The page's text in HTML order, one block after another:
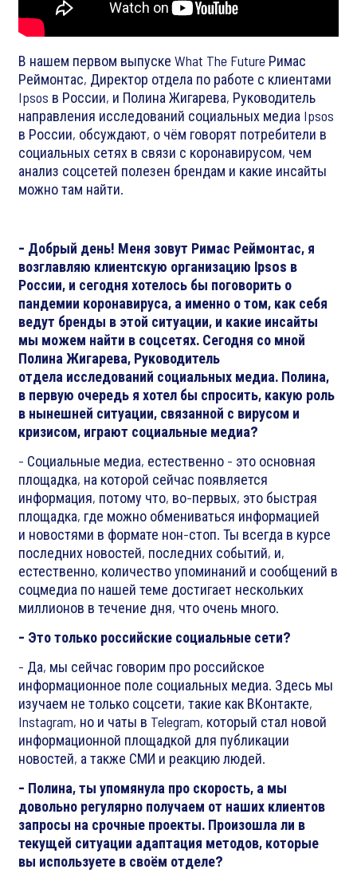
В нашем первом выпуске What The Future Римас
Реймонтас, Директор отдела по работе с клиентами
Ipsos в России, и Полина Жигарева, Руководитель
направления исследований социальных медиа Ipsos
в России, обсуждают, о чём говорят потребители в
социальных сетях в связи с коронавирусом, чем
анализ соцсетей полезен брендам и какие инсайты
можно там найти.
- Добрый день! Меня зовут Римас Реймонтас, я
возглавляю клиентскую организацию Ipsos в
России, и сегодня хотелось бы поговорить о
пандемии коронавируса, а именно о том, как себя
ведут бренды в этой ситуации, и какие инсайты
мы можем найти в соцсетях. Сегодня со мной
Полина Жигарева, Руководитель
отдела исследований социальных медиа. Полина,
в первую очередь я хотел бы спросить, какую роль
в нынешней ситуации, связанной с вирусом и
кризисом, играют социальные медиа?
- Социальные медиа, естественно - это основная
площадка, на которой сейчас появляется
информация, потому что, во-первых, это быстрая
площадка, где можно обмениваться информацией
и новостями в формате нон-стоп. Ты всегда в курсе
последних новостей, последних событий, и,
естественно, количество упоминаний и сообщений в
соцмедиа по нашей теме достигает нескольких
миллионов в течение дня, что очень много.
- Это только российские социальные сети?
- Да, мы сейчас говорим про российское
информационное поле социальных медиа. Здесь мы
изучаем не только соцсети, такие как ВКонтакте,
Instagram, но и чаты в Telegram, который стал новой
информационной площадкой для публикации
новостей, а также СМИ и реакцию людей.
- Полина, ты упомянула про скорость, а мы
довольно регулярно получаем от наших клиентов
запросы на срочные проекты. Произошла ли в
текущей ситуации адаптация методов, которые
вы используете в своём отделе?